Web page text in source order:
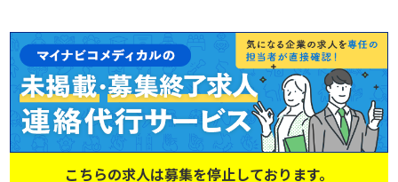
こちらの求人は募集を停止しております。